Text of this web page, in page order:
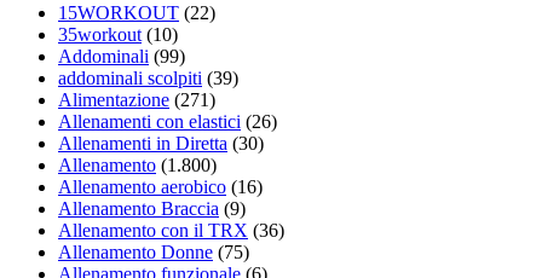
15WORKOUT (22)
35workout (10)
Addominali (99)
addominali scolpiti (39)
Alimentazione (271)
Allenamenti con elastici (26)
Allenamenti in Diretta (30)
Allenamento (1.800)
Allenamento aerobico (16)
Allenamento Braccia (9)
Allenamento con il TRX (36)
Allenamento Donne (75)
Allenamento funzionale (6)